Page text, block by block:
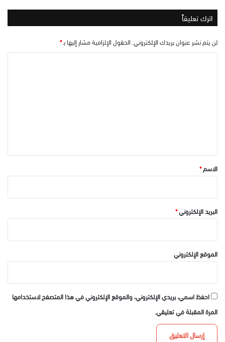
اترك تعليقاً
لن يتم نشر عنوان بريدك الإلكتروني. الحقول الإلزامية مشار إليها بـ*
*الاسم*
البريد الإلكتروني*
الموقع الإلكتروني
احفظ اسمي، بريدي الإلكتروني، والموقع الإلكتروني في هذا المتصفح لاستخدامها
المرة المقبلة في تعليقي.